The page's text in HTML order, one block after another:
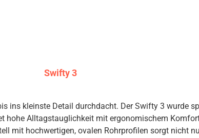
Swifty 3
speziell für Nutzer mit einer Körpergröße von 150
hohe Alltagstauglichkeit mit ergonomischem
mit hochwertigen, ovalen Rohrprofilen sorgt nicht